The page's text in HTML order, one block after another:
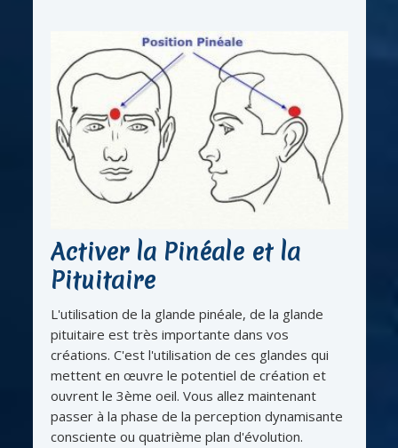
Activer la Pinéale et la
Pituitaire
L'utilisation de la glande pinéale, de la glande
pituitaire est très importante dans vos
créations. C'est l'utilisation de ces glandes qui
mettent en œuvre le potentiel de création et
ouvrent le 3ème oeil. Vous allez maintenant
passer à la phase de la perception dynamisante
consciente ou quatrième plan d'évolution.